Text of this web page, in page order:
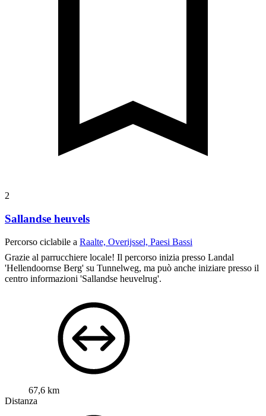
2
Sallandse heuvels
Percorso ciclabile a Raalte, Overijssel, Paesi Bassi
Grazie al parrucchiere locale! Il percorso inizia presso Landal
'Hellendoornse Berg' su Tunnelweg, ma può anche iniziare presso il
centro informazioni 'Sallandse heuvelrug'.
67,6 km
Distanza